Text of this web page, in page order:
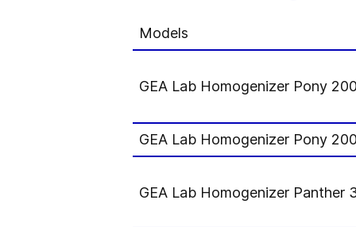
Models
GEA Lab Homogenizer Pony
GEA Lab Homogenizer Pony
GEA Lab Homogenizer Panther